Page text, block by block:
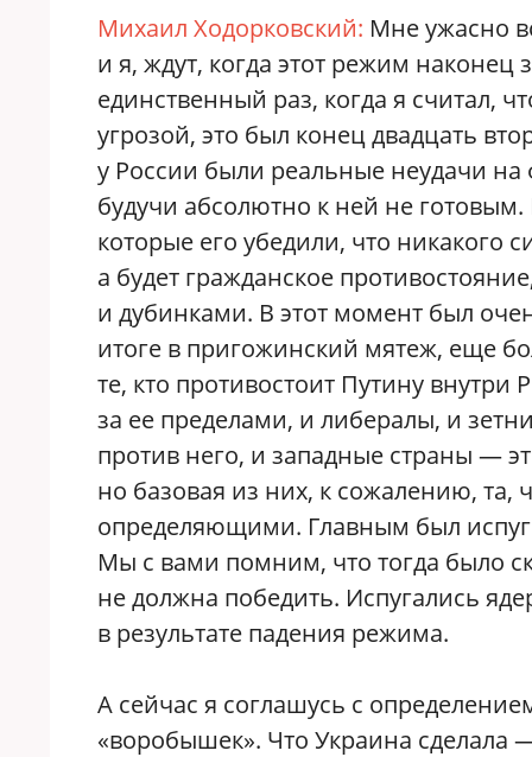
Михаил Ходорковский: Мне ужасно
и я, ждут, когда этот режим наконец
единственный раз, когда я считал,
угрозой, это был конец двадцать
у России были реальные неудачи на
будучи абсолютно к ней не
которые его убедили, что никакого
а будет гражданское
и дубинками. В этот момент был
итоге в пригожинский мятеж, еще
те, кто противостоит Путину внутри
за ее пределами, и либералы, и
против него, и западные страны —
но базовая из них, к сожалению, та,
определяющими. Главным был испуг
Мы с вами помним, что тогда было
не должна победить. Испугались
в результате падения режима.
А сейчас я соглашусь с
«воробышек». Что Украина сделала